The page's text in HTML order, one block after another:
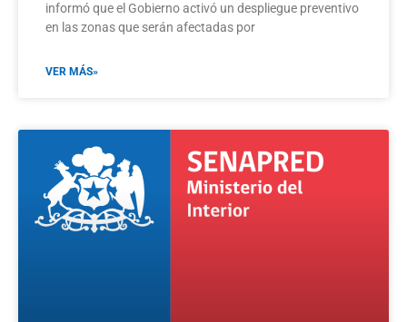
informó que el Gobierno activó un despliegue preventivo
en las zonas que serán afectadas por
VER MÁS»